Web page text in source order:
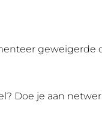
geweigerde
Doe je aan